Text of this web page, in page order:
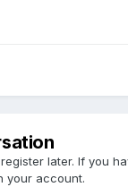
later. If you
your account.